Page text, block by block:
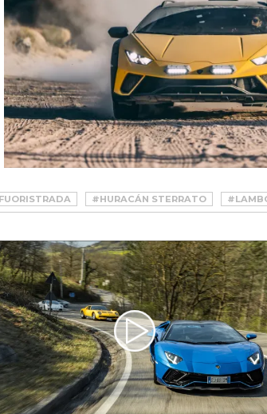
#HURACÁN STERRATO
HURACAN STERRATO
#OFFROAD